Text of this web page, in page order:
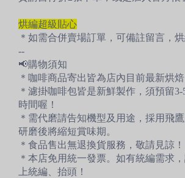
烘編超級貼心
＊如需合併賣場訂單，可備註留言，
--
📢購物須知
＊咖啡商品寄出皆為店內目前最新烘焙
＊濾掛咖啡包皆是新鮮製作，須預留
時間喔！
＊需代磨請告知機型及用途，採用飛
研磨後將縮短賞味期。
＊食品售出無退換貨服務，敬請見諒！
＊本店免用統一發票。如有統編需求
上統編、抬頭！